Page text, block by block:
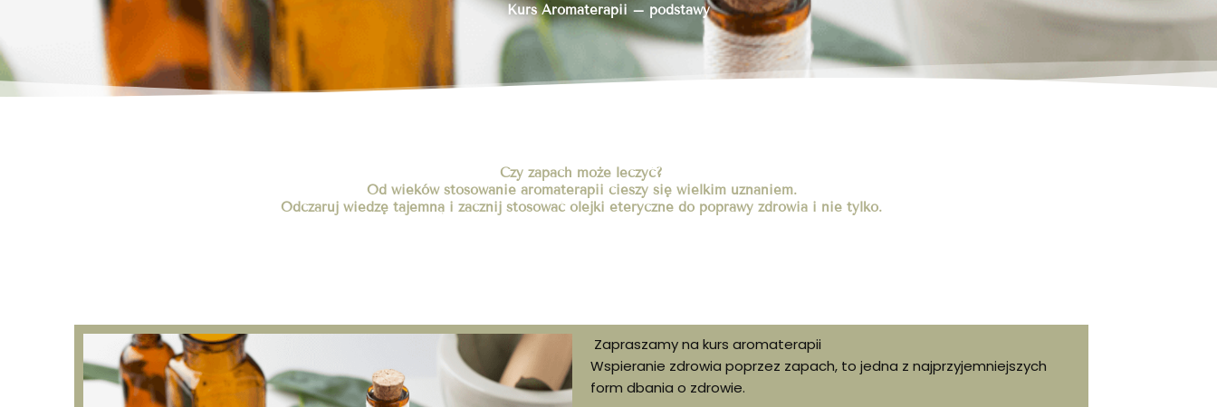
Kurs Aromaterapii – podstawy
Czy zapach może leczyć?
Od wieków stosowanie aromaterapii cieszy się wielkim uznaniem.
Odczaruj wiedzę tajemną i zacznij stosować olejki eteryczne do poprawy zdrowia i nie tylko.
Zapraszamy na kurs aromaterapii
Wspieranie zdrowia poprzez zapach, to jedna z najprzyjemniejszych
form dbania o zdrowie.